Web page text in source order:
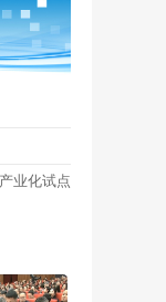
业化试点